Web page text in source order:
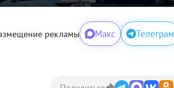
рекламы Макс Телеграм